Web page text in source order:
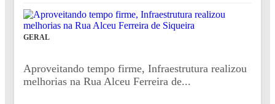
GERAL
Aproveitando tempo firme, Infraestrutura realizou
melhorias na Rua Alceu Ferreira de...